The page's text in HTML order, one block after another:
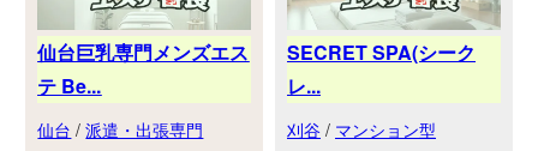
仙台巨乳専門メンズエス
テ Be...
仙台 /派遣・出張専門
SECRET SPA(シーク
レ...
刈谷 / マンション型